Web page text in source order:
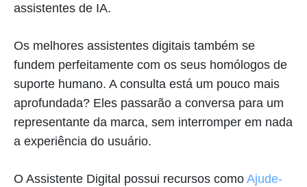
assistentes de IA.
Os melhores assistentes digitais também se
fundem perfeitamente com os seus homólogos de
suporte humano. A consulta está um pouco mais
aprofundada? Eles passarão a conversa para um
representante da marca, sem interromper em nada
a experiência do usuário.
O Assistente Digital possui recursos como Ajude-